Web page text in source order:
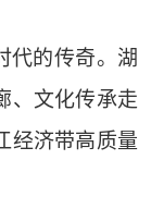
的传奇。湖
、文化传承走
经济带高质量